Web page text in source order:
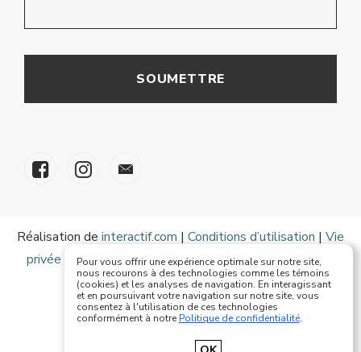
Réalisation de interactif.com | Conditions d’utilisation | Vie
privée | Copyright © 2017-2020 Mode Eze Plus Tous
droits réservés
Pour vous offrir une expérience optimale sur notre site,
nous recourons à des technologies comme les témoins
(cookies) et les analyses de navigation. En interagissant
et en poursuivant votre navigation sur notre site, vous
consentez à l'utilisation de ces technologies
conformément à notre Politique de confidentialité.
Français